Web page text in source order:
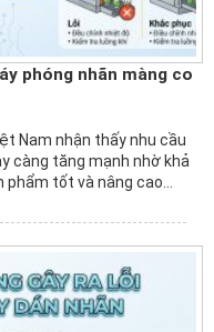
phóng nhãn màng co
Nam nhận thấy nhu cầu
càng tăng mạnh nhờ khả
tốt và nâng cao…